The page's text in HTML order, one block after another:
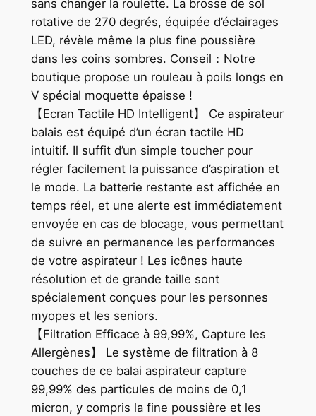
sans changer la roulette. La brosse de sol
rotative de 270 degrés, équipée d’éclairages
LED, révèle même la plus fine poussière
dans les coins sombres. Conseil：Notre
boutique propose un rouleau à poils longs en
V spécial moquette épaisse !
【Ecran Tactile HD Intelligent】 Ce aspirateur
balais est équipé d’un écran tactile HD
intuitif. Il suffit d’un simple toucher pour
régler facilement la puissance d’aspiration et
le mode. La batterie restante est affichée en
temps réel, et une alerte est immédiatement
envoyée en cas de blocage, vous permettant
de suivre en permanence les performances
de votre aspirateur ! Les icônes haute
résolution et de grande taille sont
spécialement conçues pour les personnes
myopes et les seniors.
【Filtration Efficace à 99,99%, Capture les
Allergènes】 Le système de filtration à 8
couches de ce balai aspirateur capture
99,99% des particules de moins de 0,1
micron, y compris la fine poussière et les